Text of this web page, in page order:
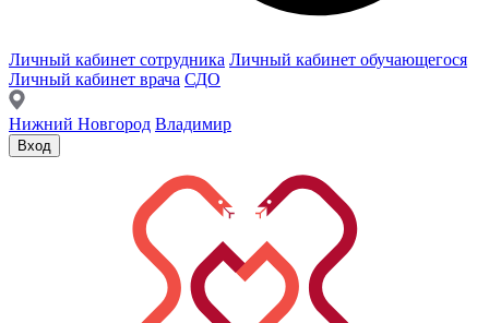
Личный кабинет сотрудника Личный кабинет обучающегося
Личный кабинет врача СДО
Нижний Новгород Владимир
Вход